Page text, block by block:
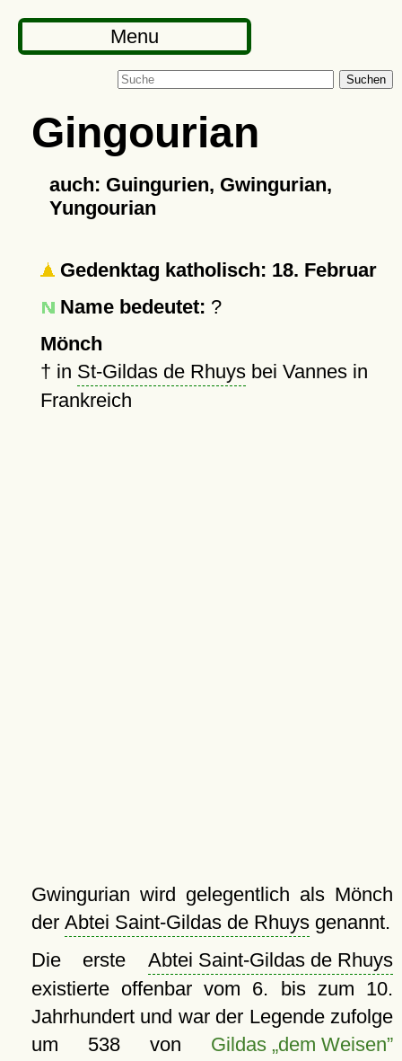
Menu
Suchen
Gingourian
auch: Guingurien, Gwingurian,
Yungourian
Gedenktag katholisch: 18. Februar
Name bedeutet: ?
Mönch
† in St-Gildas de Rhuysbei Vannes in
Frankreich
Gwingurian wird gelegentlich als Mönch
der Abtei Saint-Gildas de Rhuysgenannt.
Die erste Abtei Saint-Gildas de Rhuys
existierte offenbar vom 6. bis zum 10.
Jahrhundert und war der Legende zufolge
um 538 von Gildas „dem Weisen”